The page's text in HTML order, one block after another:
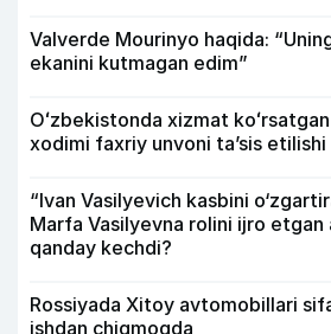
Valverde Mourinyo haqida:
ekanini kutmagan edim”
Oʻzbekistonda xizmat
xodimi faxriy unvoni taʼsis etilishi
“Ivan Vasilyevich kasbini
Marfa Vasilyevna rolini ijro
qanday kechdi?
Rossiyada Xitoy avtomobillari
ishdan chiqmoqda